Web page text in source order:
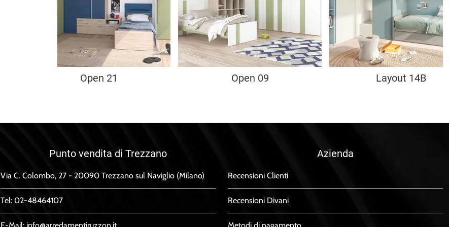
Open 21 Open 09 Layout 14B
Punto vendita di Trezzano
Via C. Colombo, 27 - 20090 Trezzano sul Naviglio (Milano)
Tel: 02-48464107
Azienda
Recensioni Clienti
Recensioni Divani